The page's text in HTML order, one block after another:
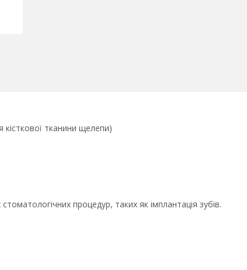
тканини щелепи)
процедур, таких як імплантація зубів.